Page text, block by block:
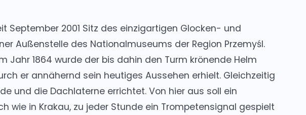
September 2001 Sitz des einzigartigen Glocken- und
Außenstelle des Nationalmuseums der Region Przemyśl.
Jahr 1864 wurde der bis dahin den Turm krönende Helm
er annähernd sein heutiges Aussehen erhielt. Gleichzeitig
und die Dachlaterne errichtet. Von hier aus soll ein
wie in Krakau, zu jeder Stunde ein Trompetensignal gespielt